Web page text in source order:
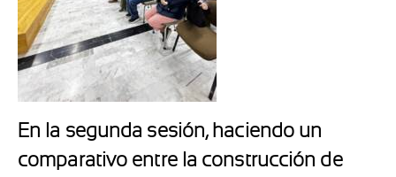
En la segunda sesión, haciendo un
comparativo entre la construcción de